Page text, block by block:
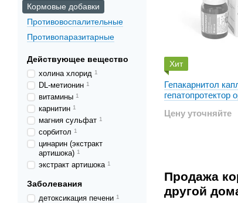
Продажа
другой
Хит
Гепакарнитол
гепатопротектор
Цену уточняйте
Кормовые добавки
Противовоспалительные
Противопаразитарные
Действующее вещество
холина хлорид 1
DL-метионин 1
витамины 1
карнитин 1
магния сульфат 1
сорбитол 1
цинарин (экстракт
артишока) 1
экстракт артишока 1
Заболевания
детоксикация печени 1